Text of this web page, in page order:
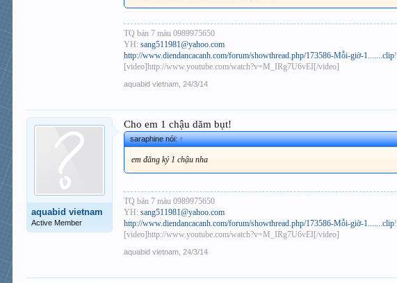
TQ bán 7 màu 0989975650
YH:sang511981@yahoo.com
http://www.diendancacanh.com/forum/showthread.php/173586-Mỗi-giờ-1.......clip!
[video]http://www.youtube.com/watch?v=M_IRg7U6vEI[/video]
aquabid vietnam 24/3/14
aquabid vietnam
Active Member
Cho em 1 chậu dăm bụt!
saraphine nói:↑
em đăng ký 1 chậu nha
TQ bán 7 màu 0989975650
YH:sang511981@yahoo.com
http://www.diendancacanh.com/forum/showthread.php/173586-Mỗi-giờ-1.......clip!
[video]http://www.youtube.com/watch?v=M_IRg7U6vEI[/video]
aquabid vietnam 24/3/14